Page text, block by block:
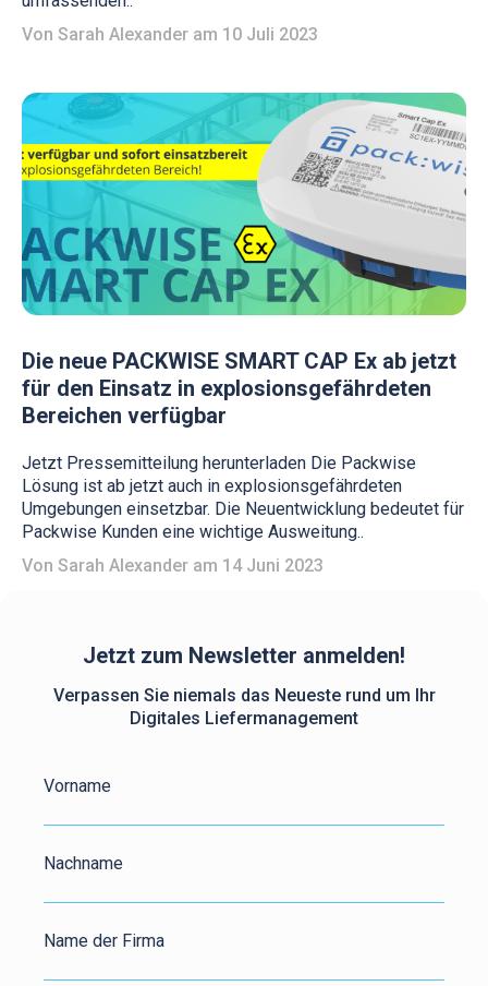
Von Sarah Alexander am 10 Juli 2023
Die neue PACKWISE SMART CAP Ex ab jetzt
für den Einsatz in explosionsgefährdeten
Bereichen verfügbar
Jetzt Pressemitteilung herunterladen Die Packwise
Lösung ist ab jetzt auch in explosionsgefährdeten
Umgebungen einsetzbar. Die Neuentwicklung bedeutet für
Packwise Kunden eine wichtige Ausweitung..
Von Sarah Alexander am 14 Juni 2023
Jetzt zum Newsletter anmelden!
Verpassen Sie niemals das Neueste rund um Ihr
Digitales Liefermanagement
Vorname
Nachname
Name der Firma